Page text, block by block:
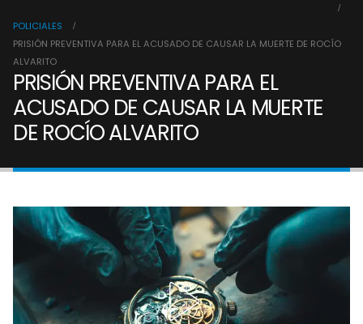
POLICIALES
PRISIÓN PREVENTIVA PARA EL ACUSADO DE CAUSAR LA MUERTE DE ROCÍO
ALVARITO
PRISIÓN PREVENTIVA PARA EL
ACUSADO DE CAUSAR LA MUERTE
DE ROCÍO ALVARITO